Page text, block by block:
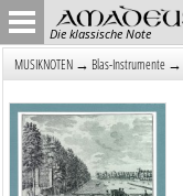
Die klassische Note
MUSIKNOTEN → Blas-Instrumente →